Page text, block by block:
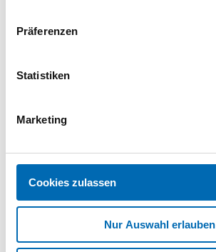
Präferenzen
Statistiken
Marketing
Cookies zulassen
Nur Auswahl erlauben
PDF